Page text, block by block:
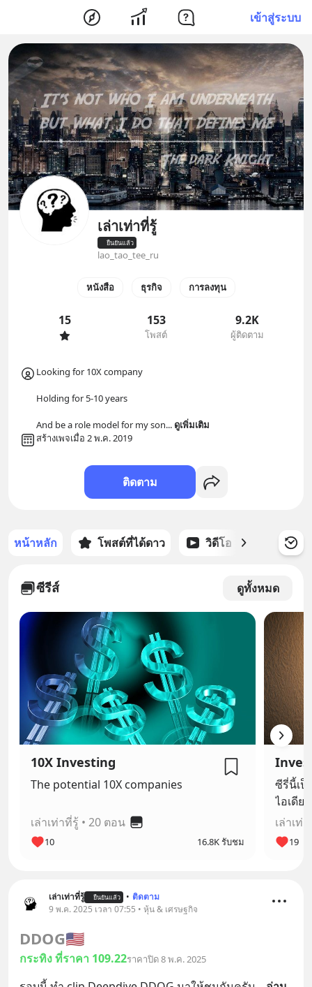
เข้าสู่ระบบ
เล่าเท่าที่รู้
ยืนยันแล้ว
lao_tao_tee_ru
หนังสือ ธุรกิจ การลงทุน
15 153
โพสต์
9.2K
ผู้ติดตาม
Looking for 10X company
Holding for 5-10 years
And be a role model for my son... ดูเพิ่มเติม
สร้างเพจเมื่อ 2 พ.ค. 2019
ติดตาม
หน้าหลัก โพสต์ที่ได้ดาว วิดีโอ พอดแ
ซีรีส์ ดูทั้งหมด
10X Investing
The potential 10X companies
เล่าเท่าที่รู้ • 20 ตอน
10 16.8K รับชม
ซีรี่นี้เป็
ไอเดีย
เฉพาะ
ตลาดหุ้
เล่าเท่
19
เล่าเท่าที่รู้ ยืนยันแล้ว • ติดตาม
9 พ.ค. 2025 เวลา 07:55 • หุ้น & เศรษฐกิจ
DDOG🇺🇸
กระทิง ที่ราคา 109.22ราคาปิด 8 พ.ค. 2025